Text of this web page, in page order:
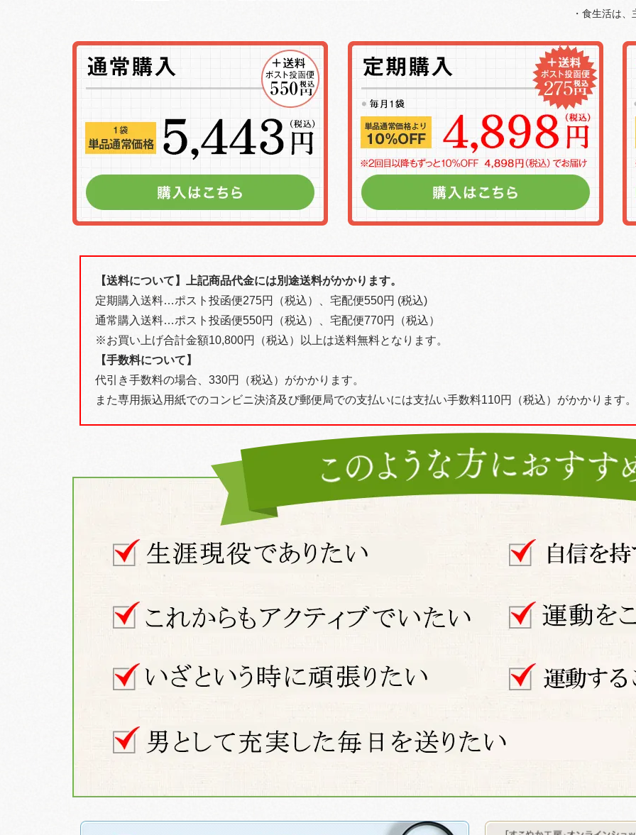
・食生活は
【送料について】上記商品代金には別途送料がかかります。
定期購入送料…ポスト投函便275円（税込）、宅配便550円 (税込)
通常購入送料…ポスト投函便550円（税込）、宅配便770円（税込）
※お買い上げ合計金額10,800円（税込）以上は送料無料となります。
【手数料について】
代引き手数料の場合、330円（税込）がかかります。
また専用振込用紙でのコンビニ決済及び郵便局での支払いには支払い手数料110円（税込）がかかります。